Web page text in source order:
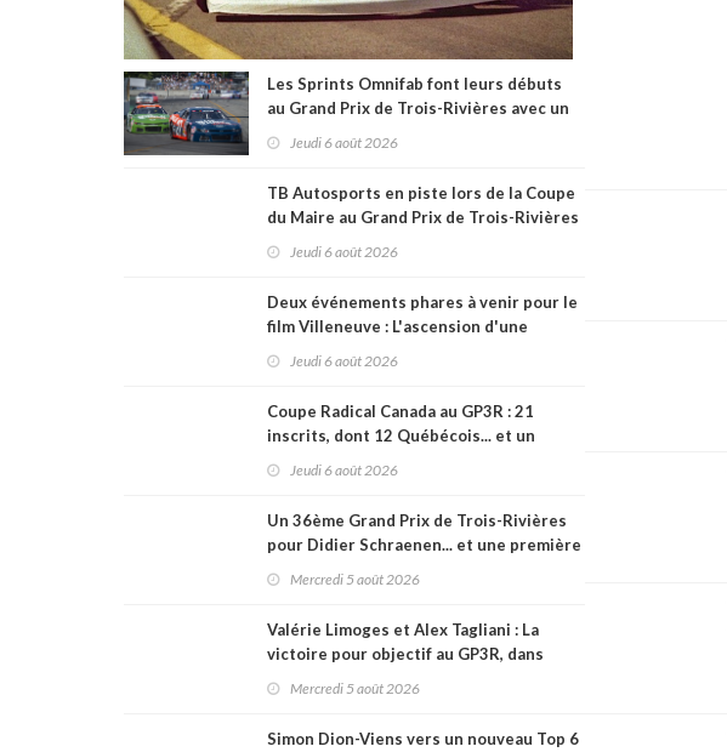
Les Sprints Omnifab font leurs débuts
au Grand Prix de Trois-Rivières avec un
Jeudi 6 août 2026
TB Autosports en piste lors de la Coupe
du Maire au Grand Prix de Trois-Rivières
Jeudi 6 août 2026
Deux événements phares à venir pour le
film Villeneuve : L'ascension d'une
Jeudi 6 août 2026
Coupe Radical Canada au GP3R : 21
inscrits, dont 12 Québécois... et un
Jeudi 6 août 2026
Un 36ème Grand Prix de Trois-Rivières
pour Didier Schraenen... et une première
Mercredi 5 août 2026
Valérie Limoges et Alex Tagliani : La
victoire pour objectif au GP3R, dans
Mercredi 5 août 2026
Simon Dion-Viens vers un nouveau Top 6